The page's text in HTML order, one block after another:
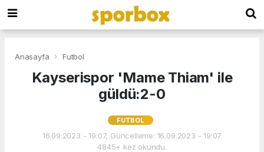
Anasayfa Futbol
Kayserispor 'Mame Thiam' ile
güldü:2-0
FUTBOL
16.09.2023 - 19:07, Güncelleme: 16.09.2023 - 19:07
4845+ kez okundu.